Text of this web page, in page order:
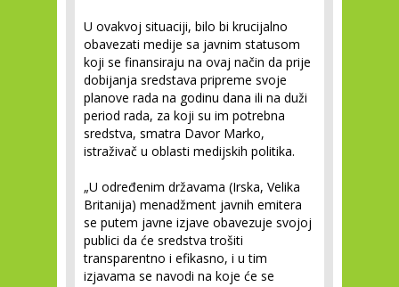
U ovakvoj situaciji, bilo bi krucijalno
obavezati medije sa javnim statusom
koji se finansiraju na ovaj način da prije
dobijanja sredstava pripreme svoje
planove rada na godinu dana ili na duži
period rada, za koji su im potrebna
sredstva, smatra Davor Marko,
istraživač u oblasti medijskih politika.
„U određenim državama (Irska, Velika
Britanija) menadžment javnih emitera
se putem javne izjave obavezuje svojoj
publici da će sredstva trošiti
transparentno i efikasno, i u tim
izjavama se navodi na koje će se